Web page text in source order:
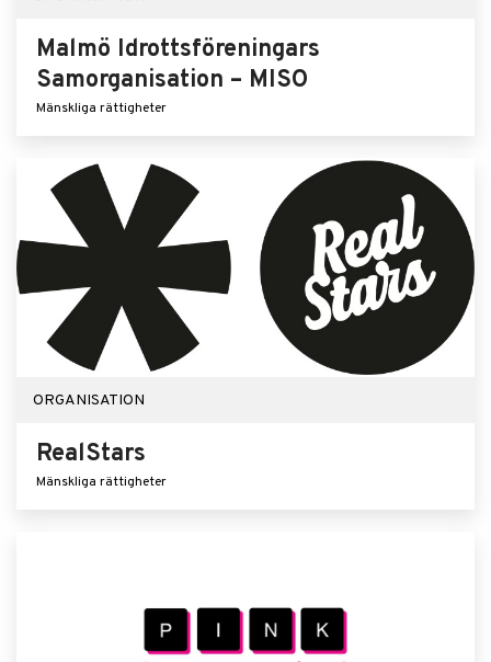
Malmö Idrottsföreningars
Samorganisation – MISO
Mänskliga rättigheter
ORGANISATION
RealStars
Mänskliga rättigheter